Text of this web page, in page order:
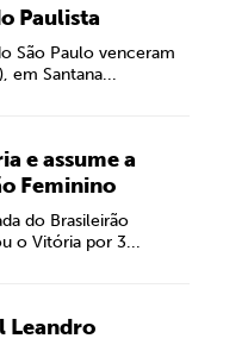
Paulista
São Paulo venceram
em Santana...
e assume a
Feminino
do Brasileirão
o Vitória por 3...
Leandro